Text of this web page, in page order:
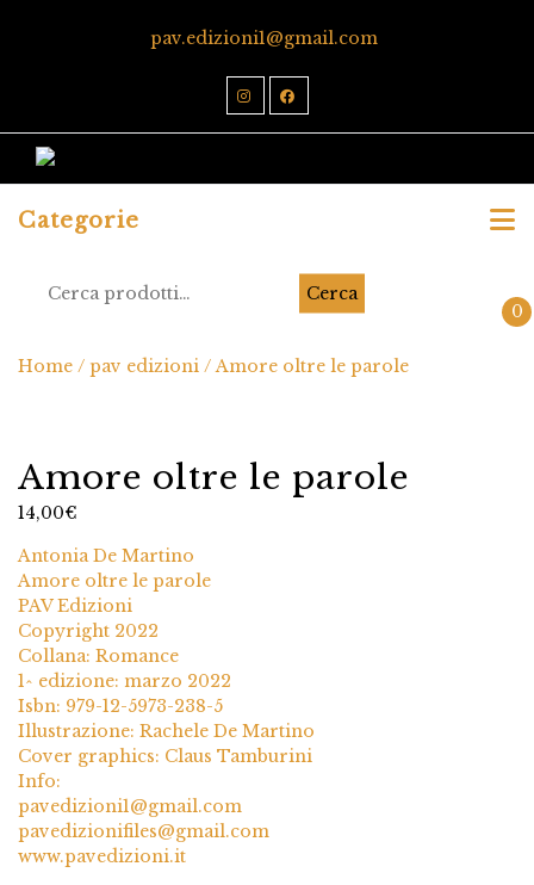
pav.edizioni1@gmail.com
Categorie
Cerca
0
Home / pav edizioni / Amore oltre le parole
Amore oltre le parole
14,00€
Antonia De Martino
Amore oltre le parole
PAV Edizioni
Copyright 2022
Collana: Romance
1^ edizione: marzo 2022
Isbn: 979-12-5973-238-5
Illustrazione: Rachele De Martino
Cover graphics: Claus Tamburini
Info:
pavedizioni1@gmail.com
pavedizionifiles@gmail.com
www.pavedizioni.it